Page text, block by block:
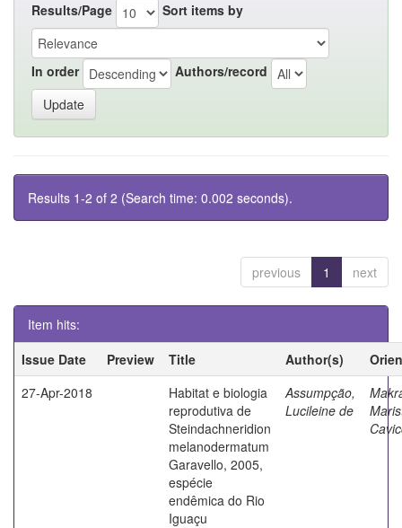
Results/Page Sort items by
In order Authors/record
Results 1-2 of 2 (Search time: 0.002 seconds).
previous 1 next
Item hits:
Issue Date
Preview Title Author(s)
27-Apr-2018
Habitat e biologia
reprodutiva de
Steindachneridion
melanodermatum
Garavello, 2005,
espécie
endêmica do Rio
Iguaçu
Assumpção,
Lucileine de